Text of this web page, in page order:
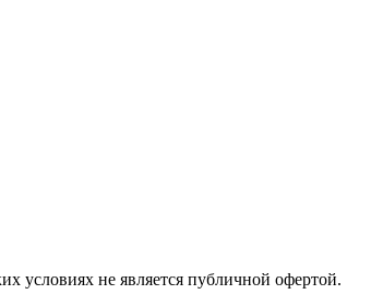
условиях не является публичной офертой.